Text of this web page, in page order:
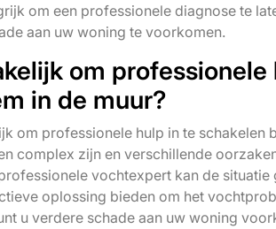
om een professionele diagnose te
aan uw woning te voorkomen.
om
in de muur?
om professionele hulp in te schakelen
complex zijn en verschillende
vochtexpert kan de
oplossing bieden om het
u verdere schade aan uw woning